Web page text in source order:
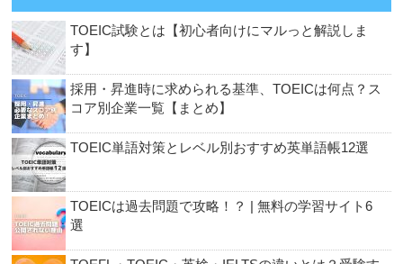
TOEIC試験とは【初心者向けにマルっと解説しま
す】
採用・昇進時に求められる基準、TOEICは何点？ス
コア別企業一覧【まとめ】
TOEIC単語対策とレベル別おすすめ英単語帳12選
TOEICは過去問題で攻略！？ | 無料の学習サイト6
選